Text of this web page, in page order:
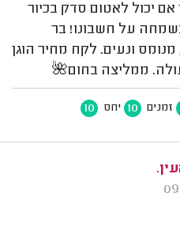
יכול לאטום סדק בכיור
על חשבונו! בר
ונעים. לקח מחיר הוגן
ממליצה בחום🌺
זמנים 10 יחס 10